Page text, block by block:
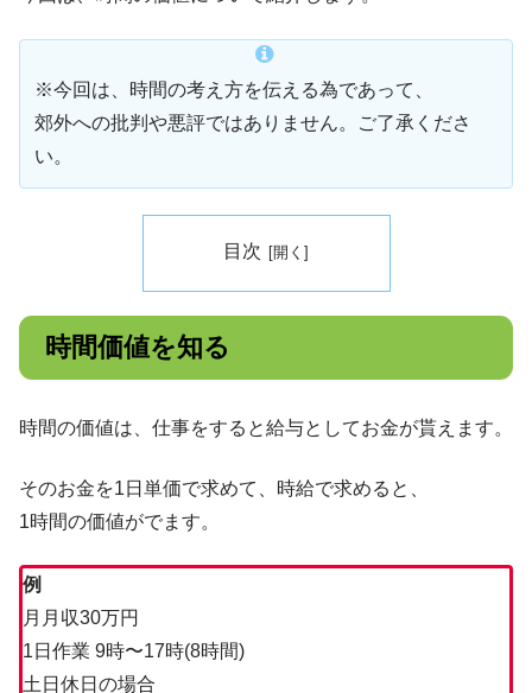
※今回は、時間の考え方を伝える為であって、
郊外への批判や悪評ではありません。ご了承くださ
い。
目次
時間価値を知る
時間の価値は、仕事をすると給与としてお金が貰えます。
そのお金を1日単価で求めて、時給で求めると、
1時間の価値がでます。
例
月月収30万円
1日作業 9時〜17時(8時間)
土日休日の場合